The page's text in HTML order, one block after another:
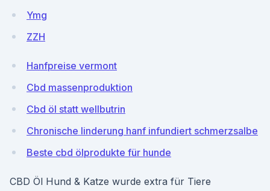
Ymg
ZZH
Hanfpreise vermont
Cbd massenproduktion
Cbd öl statt wellbutrin
Chronische linderung hanf infundiert schmerzsalbe
Beste cbd ölprodukte für hunde
CBD Öl Hund & Katze wurde extra für Tiere